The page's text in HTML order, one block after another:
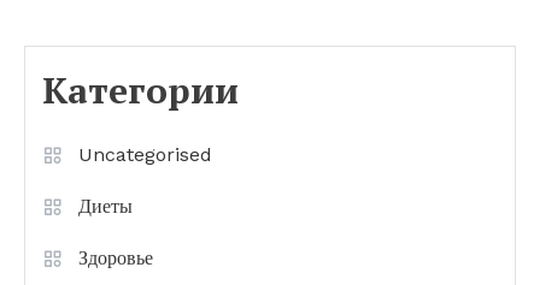
Категории
Uncategorised
Диеты
Здоровье